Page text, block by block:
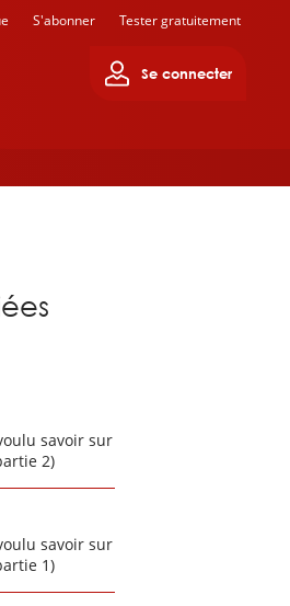
Se connecter
S'abonner Tester gratuitement
savoir sur
2)
savoir sur
1)